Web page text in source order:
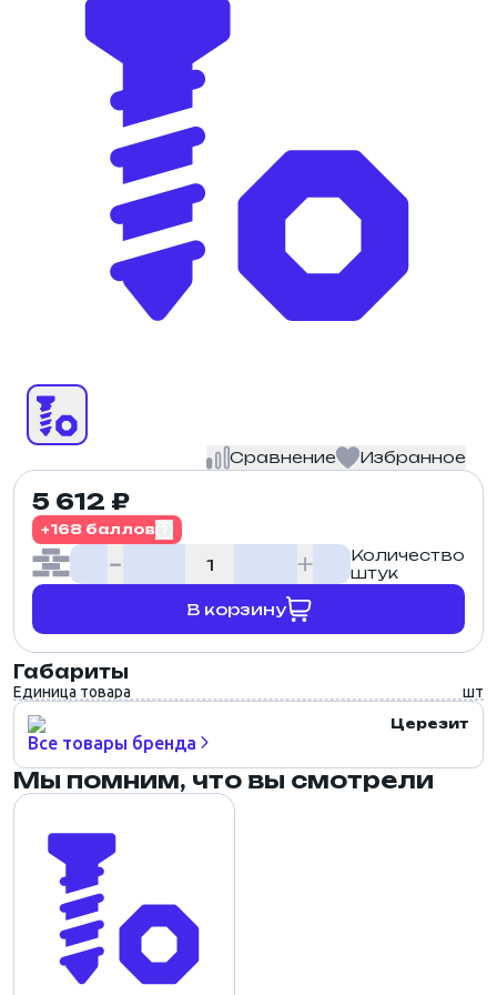
Сравнение Избранное
5 612 ₽
+168 баллов
Количество
штук
В корзину
Габариты
Единица товара шт
Церезит
Все товары бренда
Мы помним, что вы смотрели